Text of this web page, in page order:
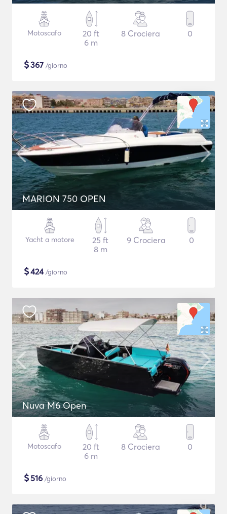
Motoscafo
20 ft
6 m
8 Crociera 0
$367 /giorno
MARION 750 OPEN
Yacht a motore
25 ft
8 m
9 Crociera 0
$424/giorno
Nuva M6 Open
Motoscafo
20 ft
6 m
8 Crociera 0
$516 /giorno